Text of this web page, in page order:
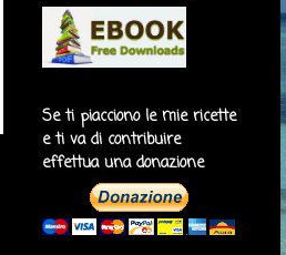
Se ti piacciono le mie ricette
e ti va di contribuire
effettua una donazione